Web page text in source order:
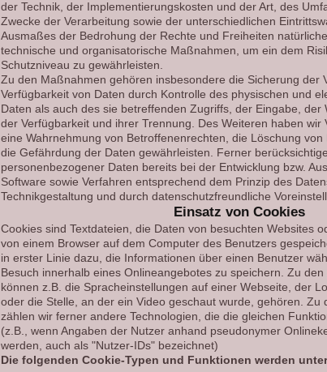
der Technik, der Implementierungskosten und der Art, des
Zwecke der Verarbeitung sowie der unterschiedlichen
Ausmaßes der Bedrohung der Rechte und Freiheiten
technische und organisatorische Maßnahmen, um ein dem
Schutzniveau zu gewährleisten.
Zu den Maßnahmen gehören insbesondere die Sicherung der
Verfügbarkeit von Daten durch Kontrolle des physischen und
Daten als auch des sie betreffenden Zugriffs, der Eingabe, der
der Verfügbarkeit und ihrer Trennung. Des Weiteren haben wir
eine Wahrnehmung von Betroffenenrechten, die Löschung
die Gefährdung der Daten gewährleisten. Ferner
personenbezogener Daten bereits bei der Entwicklung bzw.
Software sowie Verfahren entsprechend dem Prinzip des
Technikgestaltung und durch datenschutzfreundliche
Einsatz von Cookies
Cookies sind Textdateien, die Daten von besuchten Websites
von einem Browser auf dem Computer des Benutzers
in erster Linie dazu, die Informationen über einen Benutzer
Besuch innerhalb eines Onlineangebotes zu speichern. Zu
können z.B. die Spracheinstellungen auf einer Webseite, der
oder die Stelle, an der ein Video geschaut wurde, gehören. Zu
zählen wir ferner andere Technologien, die die gleichen
(z.B., wenn Angaben der Nutzer anhand pseudonymer
werden, auch als "Nutzer-IDs" bezeichnet)
Die folgenden Cookie-Typen und Funktionen werden